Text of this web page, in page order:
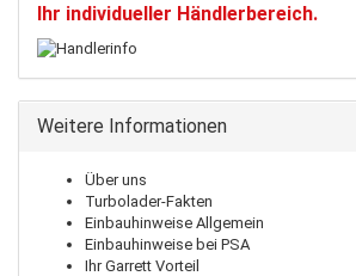
Ihr individueller Händlerbereich.
Weitere Informationen
Über uns
Turbolader-Fakten
Einbauhinweise Allgemein
Einbauhinweise bei PSA
Ihr Garrett Vorteil